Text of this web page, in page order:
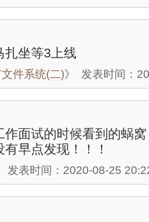
扎坐等3上线
件系统(二)》 发表时间：
作面试的时候看到的蜗
有早点发现！！！
发表时间：2020-08-25